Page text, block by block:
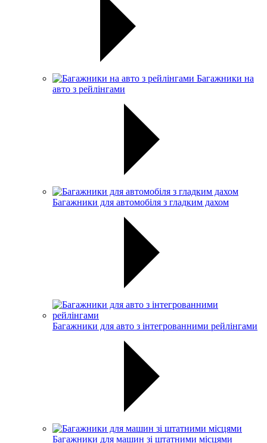
Багажники на
авто з рейлінгами
Багажники для автомобіля з гладким дахом
Багажники для авто з інтегрованними рейлінгами
Багажники для машин зі штатними місцями